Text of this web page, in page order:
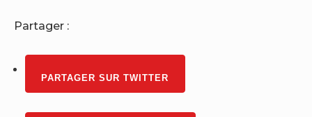
Partager :
PARTAGER SUR TWITTER